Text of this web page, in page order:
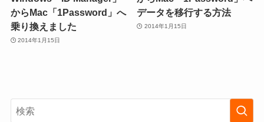
からMac「1Password」へ
乗り換えました
2014年1月15日
データを移行する方法
2014年1月15日